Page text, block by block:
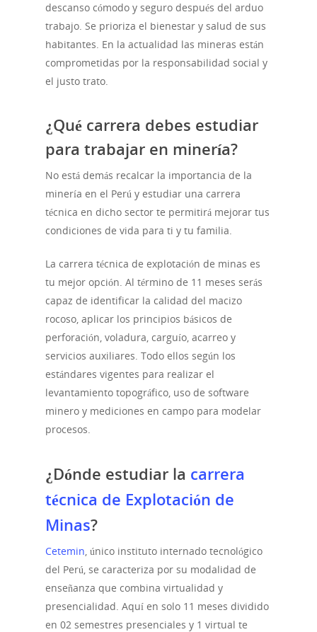
descanso cómodo y seguro después del arduo
trabajo. Se prioriza el bienestar y salud de sus
habitantes. En la actualidad las mineras están
comprometidas por la responsabilidad social y
el justo trato.
¿Qué carrera debes estudiar
para trabajar en minería?
No está demás recalcar la importancia de la
minería en el Perú y estudiar una carrera
técnica en dicho sector te permitirá mejorar tus
condiciones de vida para ti y tu familia.
La carrera técnica de explotación de minas es
tu mejor opción. Al término de 11 meses serás
capaz de identificar la calidad del macizo
rocoso, aplicar los principios básicos de
perforación, voladura, carguío, acarreo y
servicios auxiliares. Todo ellos según los
estándares vigentes para realizar el
levantamiento topográfico, uso de software
minero y mediciones en campo para modelar
procesos.
¿Dónde estudiar la carrera
técnica de Explotación de
Minas?
Cetemin, único instituto internado tecnológico
del Perú, se caracteriza por su modalidad de
enseñanza que combina virtualidad y
presencialidad. Aquí en solo 11 meses dividido
en 02 semestres presenciales y 1 virtual te